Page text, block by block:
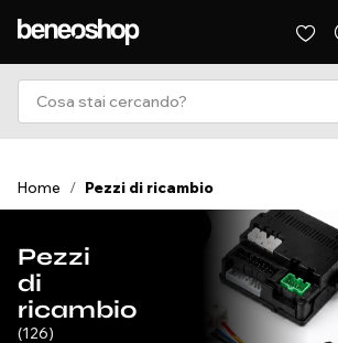
Home / Pezzi di ricambio
Pezzi
di
ricambio
(126)